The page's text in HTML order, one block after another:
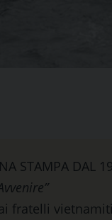
STAMPA DAL
fratelli vietnamiti